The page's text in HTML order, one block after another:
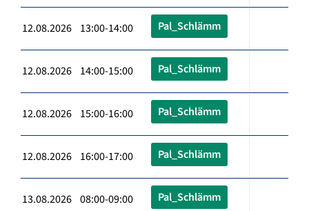
12.08.2026 13:00-14:00 Pal_Schlämm
12.08.2026 14:00-15:00 Pal_Schlämm
12.08.2026 15:00-16:00 Pal_Schlämm
12.08.2026 16:00-17:00 Pal_Schlämm
13.08.2026 08:00-09:00 Pal_Schlämm